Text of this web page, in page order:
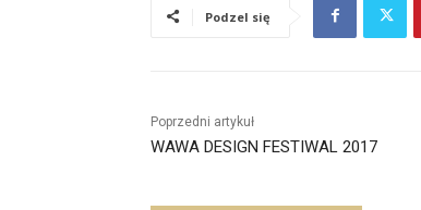
Podzel się
Poprzedni artykuł
WAWA DESIGN FESTIWAL 2017